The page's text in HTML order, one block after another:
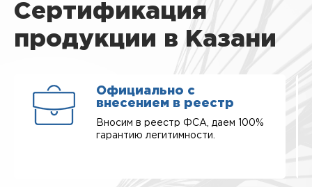
Сертификация
продукции в Казани
Официально с
внесением в реестр
Вносим в реестр ФСА, даем 100%
гарантию легитимности.